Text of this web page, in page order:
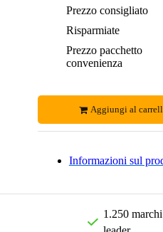
Prezzo consigliato
Risparmiate
Prezzo pacchetto
convenienza
Aggiungi al
Informazioni sul
1.250 marchi